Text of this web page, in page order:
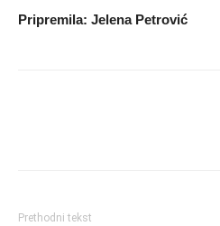
Pripremila: Jelena Petrović
Prethodni tekst